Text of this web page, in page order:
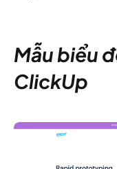
Mẫu biểu
ClickUp